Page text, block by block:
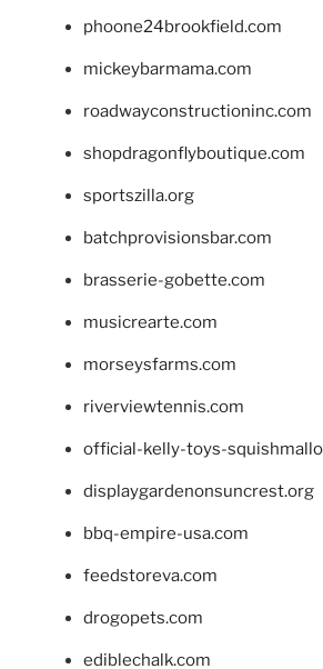
phoone24brookfield.com
mickeybarmama.com
roadwayconstructioninc.com
shopdragonflyboutique.com
sportszilla.org
batchprovisionsbar.com
brasserie-gobette.com
musicrearte.com
morseysfarms.com
riverviewtennis.com
official-kelly-toys-
displaygardenonsuncrest.org
bbq-empire-usa.com
feedstoreva.com
drogopets.com
ediblechalk.com